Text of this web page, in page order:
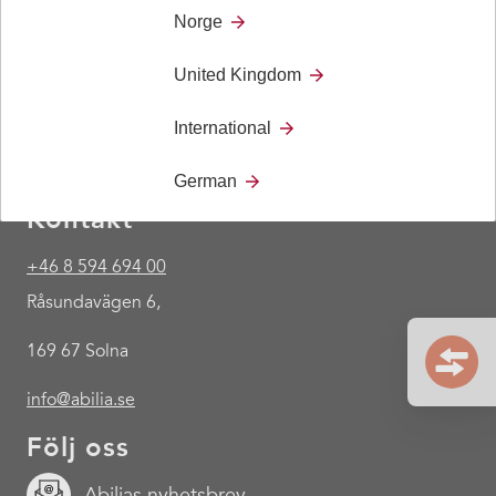
Kontakt
+46 8 594 694 00
Råsundavägen 6,
169 67 Solna
info@abilia.se
Följ oss
Norge
United Kingdom
International
German